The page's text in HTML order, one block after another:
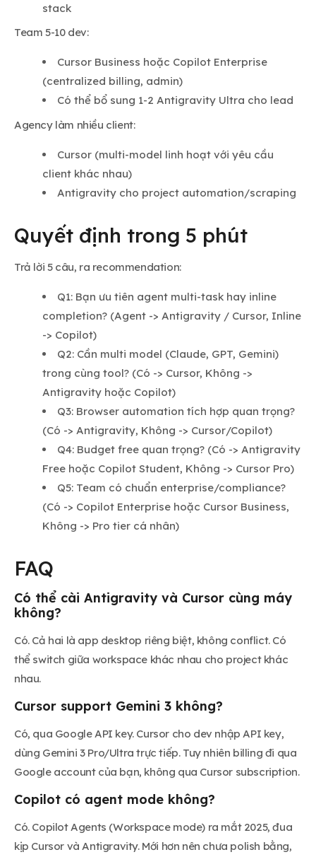
stack
Team 5-10 dev:
Cursor Business hoặc Copilot Enterprise
(centralized billing, admin)
Có thể bổ sung 1-2 Antigravity Ultra cho lead
Agency làm nhiều client:
Cursor (multi-model linh hoạt với yêu cầu
client khác nhau)
Antigravity cho project automation/scraping
Quyết định trong 5 phút
Trả lời 5 câu, ra recommendation:
Q1: Bạn ưu tiên agent multi-task hay inline
completion? (Agent -> Antigravity / Cursor, Inline
-> Copilot)
Q2: Cần multi model (Claude, GPT, Gemini)
trong cùng tool? (Có -> Cursor, Không ->
Antigravity hoặc Copilot)
Q3: Browser automation tích hợp quan trọng?
(Có -> Antigravity, Không -> Cursor/Copilot)
Q4: Budget free quan trọng? (Có -> Antigravity
Free hoặc Copilot Student, Không -> Cursor Pro)
Q5: Team có chuẩn enterprise/compliance?
(Có -> Copilot Enterprise hoặc Cursor Business,
Không -> Pro tier cá nhân)
FAQ
Có thể cài Antigravity và Cursor cùng máy
không?
Có. Cả hai là app desktop riêng biệt, không conflict. Có
thể switch giữa workspace khác nhau cho project khác
nhau.
Cursor support Gemini 3 không?
Có, qua Google API key. Cursor cho dev nhập API key,
dùng Gemini 3 Pro/Ultra trực tiếp. Tuy nhiên billing đi qua
Google account của bạn, không qua Cursor subscription.
Copilot có agent mode không?
Có. Copilot Agents (Workspace mode) ra mắt 2025, đua
kịp Cursor và Antigravity. Mới hơn nên chưa polish bằng,